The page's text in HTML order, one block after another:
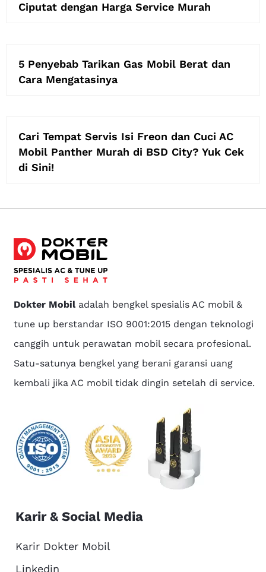
Ciputat dengan Harga Service Murah
5 Penyebab Tarikan Gas Mobil Berat dan
Cara Mengatasinya
Cari Tempat Servis Isi Freon dan Cuci AC
Mobil Panther Murah di BSD City? Yuk Cek
di Sini!
Dokter Mobiladalah bengkel spesialis AC mobil &
tune up berstandar ISO 9001:2015 dengan teknologi
canggih untuk perawatan mobil secara profesional.
Satu-satunya bengkel yang berani garansi uang
kembali jika AC mobil tidak dingin setelah di service.
Karir & Social Media
Karir Dokter Mobil
Linkedin